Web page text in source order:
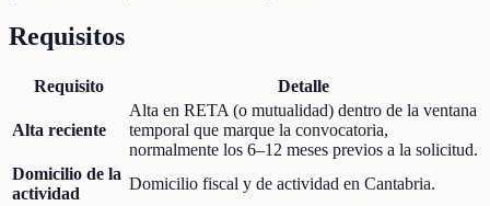
Requisitos
Requisito Detalle
Alta reciente
Alta en RETA (o mutualidad) dentro de la ventana
temporal que marque la convocatoria,
normalmente los 6–12 meses previos a la solicitud.
Domicilio de la
actividad
Domicilio fiscal y de actividad en Cantabria.